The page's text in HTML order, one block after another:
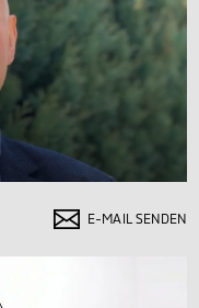
E-MAIL SENDEN